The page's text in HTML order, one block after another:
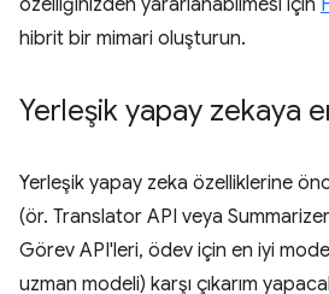
hibrit bir mimari oluşturun.
Yerleşik yapay zekaya
Yerleşik yapay zeka özelliklerine
(ör. Translator API veya
Görev API'leri, ödev için en iyi
uzman modeli) karşı çıkarım